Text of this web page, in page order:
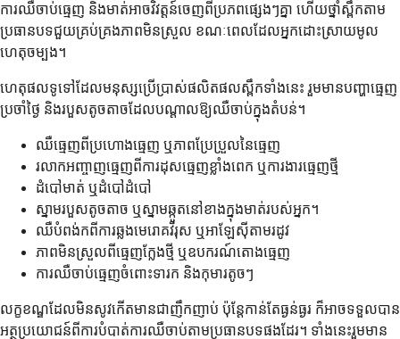
ការឈឺចាប់ធ្មេញ និងមាត់អាចវិវត្តន៍ចេញពីប្រភពផ្សេងៗគ្នា ហើយថ្នាំស្ពឹកតាម
ប្រធានបទជួយគ្រប់គ្រងភាពមិនស្រួល ខណៈពេលដែលអ្នកដោះស្រាយមូល
ហេតុចម្បង។
ហេតុផលទូទៅដែលមនុស្សប្រើប្រាស់ផលិតផលស្ពឹកទាំងនេះ រួមមានបញ្ហាធ្មេញ
ប្រចាំថ្ងៃ និងរបួសតូចតាចដែលបណ្តាលឱ្យឈឺចាប់ក្នុងតំបន់។
ឈឺធ្មេញពីប្រហោងធ្មេញ ឬភាពប្រែប្រួលនៃធ្មេញ
រលាកអញ្ចាញធ្មេញពីការដុសធ្មេញខ្លាំងពេក ឬការងារធ្មេញថ្មី
ដំបៅមាត់ ឬដំបៅដំបៅ
ស្នាមរបួសតូចតាច ឬស្នាមឆ្កូតនៅខាងក្នុងមាត់របស់អ្នក។
ឈឺបំពង់កពីការឆ្លងមេរោគវីរុស ឬអាឡែស៊ីតាមរដូវ
ភាពមិនស្រួលពីធ្មេញក្លែងថ្មី ឬឧបករណ៍តោងធ្មេញ
ការឈឺចាប់ធ្មេញចំពោះទារក និងកុមារតូចៗ
លក្ខខណ្ឌដែលមិនសូវកើតមានជាញឹកញាប់ ប៉ុន្តែកាន់តែធ្ងន់ធ្ងរ ក៏អាចទទួលបាន
អត្ថប្រយោជន៍ពីការបំបាត់ការឈឺចាប់តាមប្រធានបទផងដែរ។ ទាំងនេះរួមមាន